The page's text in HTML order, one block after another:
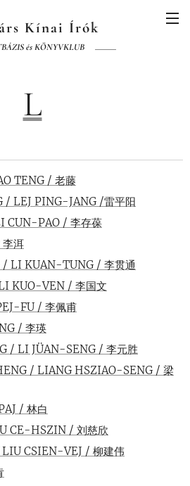
Kínai Írók
és KÖNYVKLUB
L
TENG / 老藤
/ LEJ PING-JANG /雷平阳
CUN-PAO / 李存葆
洱
/ LI KUAN-TUNG / 李贯通
KUO-VEN / 李国文
FU / 李佩甫
/ 李瑛
/ LI JÜAN-SENG / 李元胜
/ LIANG HSZIAO-SENG / 梁
/ 林白
CE-HSZIN / 刘慈欣
CSIEN-VEJ / 柳建伟